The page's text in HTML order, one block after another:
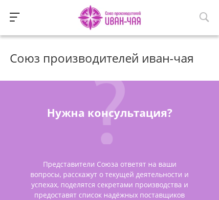
Союз производителей иван-чая
Нужна консультация?
Представители Союза ответят на ваши
вопросы, расскажут о текущей деятельности и
успехах, поделятся секретами производства и
предоставят список надёжных поставщиков